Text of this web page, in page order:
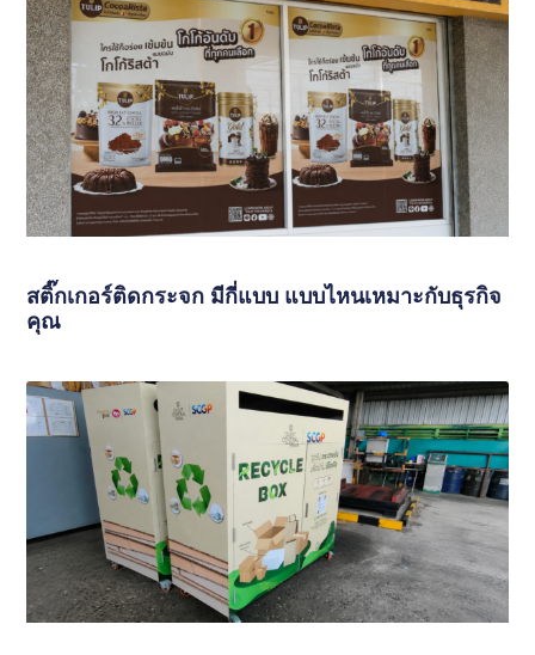
สติ๊กเกอร์ติดกระจก มีกี่แบบ แบบไหนเหมาะกับธุรกิจ
คุณ